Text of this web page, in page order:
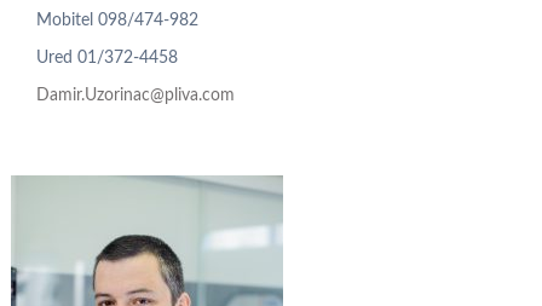
Mobitel098/474-982
Ured01/372-4458
Damir.Uzorinac@pliva.com